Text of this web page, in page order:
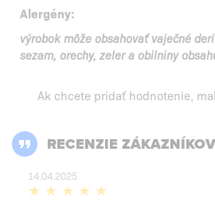
Alergény:
výrobok môže obsahovať vaječné
sezam, orechy, zeler a obilniny
Ak chcete pridať hodnotenie,
RECENZIE ZÁKAZNÍKOV
14.04.2025